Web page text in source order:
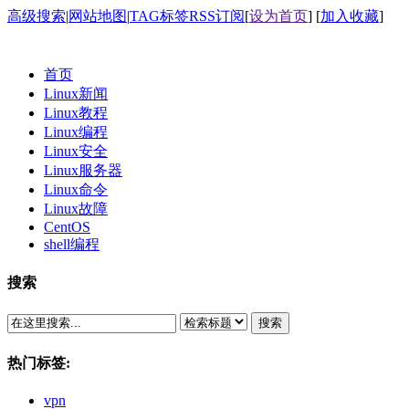
高级搜索|网站地图|TAG标签RSS订阅[设为首页] [加入收藏]
首页
Linux新闻
Linux教程
Linux编程
Linux安全
Linux服务器
Linux命令
Linux故障
CentOS
shell编程
搜索
搜索
热门标签:
vpn